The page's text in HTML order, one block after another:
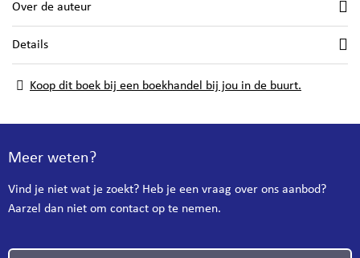
Over de auteur
Details
Koop dit boek bij een boekhandel bij jou in de buurt.
Meer weten?
Vind je niet wat je zoekt? Heb je een vraag over ons aanbod?
Aarzel dan niet om contact op te nemen.